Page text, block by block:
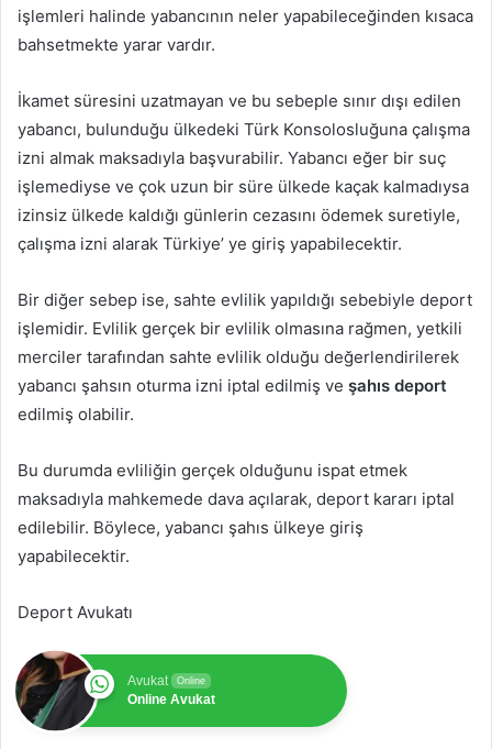
işlemleri halinde yabancının neler yapabileceğinden kısaca
bahsetmekte yarar vardır.
İkamet süresini uzatmayan ve bu sebeple sınır dışı edilen
yabancı, bulunduğu ülkedeki Türk Konsolosluğuna çalışma
izni almak maksadıyla başvurabilir. Yabancı eğer bir suç
işlemediyse ve çok uzun bir süre ülkede kaçak kalmadıysa
izinsiz ülkede kaldığı günlerin cezasını ödemek suretiyle,
çalışma izni alarak Türkiye’ ye giriş yapabilecektir.
Bir diğer sebep ise, sahte evlilik yapıldığı sebebiyle deport
işlemidir. Evlilik gerçek bir evlilik olmasına rağmen, yetkili
merciler tarafından sahte evlilik olduğu değerlendirilerek
yabancı şahsın oturma izni iptal edilmiş ve şahıs deport
edilmiş olabilir.
Bu durumda evliliğin gerçek olduğunu ispat etmek
maksadıyla mahkemede dava açılarak, deport kararı iptal
edilebilir. Böylece, yabancı şahıs ülkeye giriş
yapabilecektir.
Deport Avukatı
Avukat Online
Online Avukat